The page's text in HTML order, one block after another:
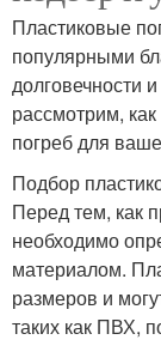
Пластиковые
популярными
долговечности
рассмотрим,
погреб для
Подбор
Перед тем, как
необходимо
материалом.
размеров и
таких как ПВХ,